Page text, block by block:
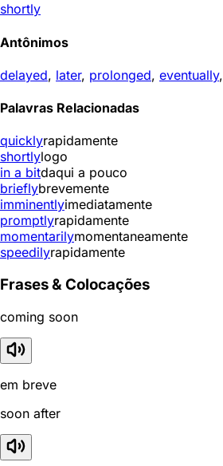
shortly
Antônimos
delayed, later, prolonged, eventually,
Palavras Relacionadas
quicklyrapidamente
shortlylogo
in a bitdaqui a pouco
brieflybrevemente
imminentlyimediatamente
promptlyrapidamente
momentarilymomentaneamente
speedilyrapidamente
Frases & Colocações
coming soon
em breve
soon after